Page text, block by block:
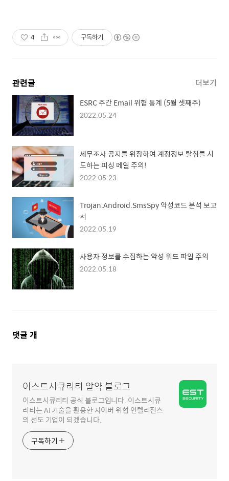
4 구독하기
관련글 더보기
ESRC 주간 Email 위협 통계 (5월 셋째주)
2022.05.24
세무조사 공지를 위장하여 계정정보 탈취를 시
도하는 피싱 메일 주의!
2022.05.23
Trojan.Android.SmsSpy 악성코드 분석 보고
서
2022.05.19
사용자 정보를 수집하는 악성 워드 파일 주의
2022.05.18
댓
댓글 개
이스트시큐리티 알약 블로그
이스트시큐리티 공식 블로그입니다. 이스트시큐
리티는 AI 기술을 활용한 사이버 위협 인텔리전스
의 선도 기업이 되겠습니다.
구독하기